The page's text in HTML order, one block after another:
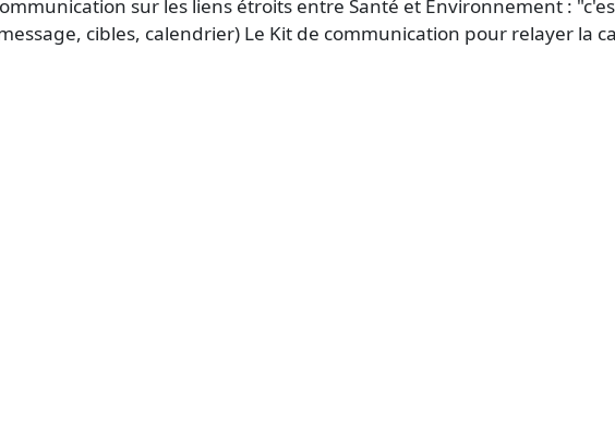
sur les liens étroits entre Santé et Environnement :
cibles, calendrier) Le Kit de communication pour relayer la